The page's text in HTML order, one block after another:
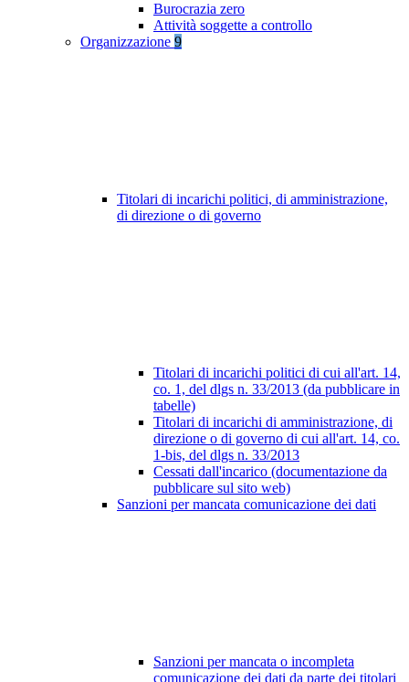
Burocrazia zero
Attività soggette a controllo
Organizzazione 9
Titolari di incarichi politici, di amministrazione,
di direzione o di governo
Titolari di incarichi politici di cui all'art. 14,
co. 1, del dlgs n. 33/2013 (da pubblicare in
tabelle)
Titolari di incarichi di amministrazione, di
direzione o di governo di cui all'art. 14, co.
1-bis, del dlgs n. 33/2013
Cessati dall'incarico (documentazione da
pubblicare sul sito web)
Sanzioni per mancata comunicazione dei dati
Sanzioni per mancata o incompleta
comunicazione dei dati da parte dei titolari